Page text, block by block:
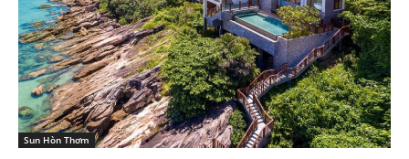
Sun Hòn Thơm